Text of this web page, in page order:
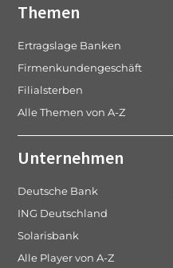
Themen
Ertragslage Banken
Firmenkundengeschäft
Filialsterben
Alle Themen von A-Z
Unternehmen
Deutsche Bank
ING Deutschland
Solarisbank
Alle Player von A-Z